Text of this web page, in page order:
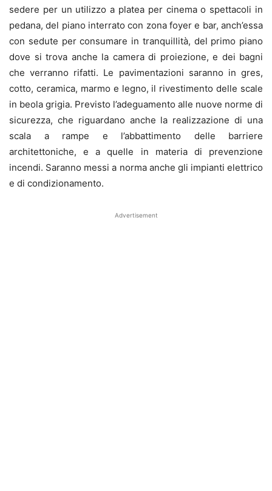
sedere per un utilizzo a platea per cinema o spettacoli in
pedana, del piano interrato con zona foyer e bar, anch’essa
con sedute per consumare in tranquillità, del primo piano
dove si trova anche la camera di proiezione, e dei bagni
che verranno rifatti. Le pavimentazioni saranno in gres,
cotto, ceramica, marmo e legno, il rivestimento delle scale
in beola grigia. Previsto l’adeguamento alle nuove norme di
sicurezza, che riguardano anche la realizzazione di una
scala a rampe e l’abbattimento delle barriere
architettoniche, e a quelle in materia di prevenzione
incendi. Saranno messi a norma anche gli impianti elettrico
e di condizionamento.
Advertisement